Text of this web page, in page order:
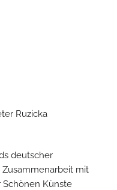
Ruzicka
deutscher
Zusammenarbeit mit
Künste